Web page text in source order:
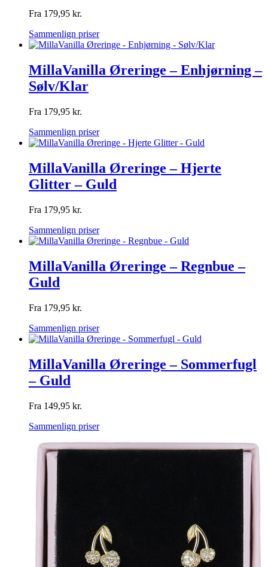
Fra 179,95 kr.
Sammenlign priser
MillaVanilla Øreringe – Enhjørning –
Sølv/Klar
Fra 179,95 kr.
Sammenlign priser
MillaVanilla Øreringe – Hjerte
Glitter – Guld
Fra 179,95 kr.
Sammenlign priser
MillaVanilla Øreringe – Regnbue –
Guld
Fra 179,95 kr.
Sammenlign priser
MillaVanilla Øreringe – Sommerfugl
– Guld
Fra 149,95 kr.
Sammenlign priser